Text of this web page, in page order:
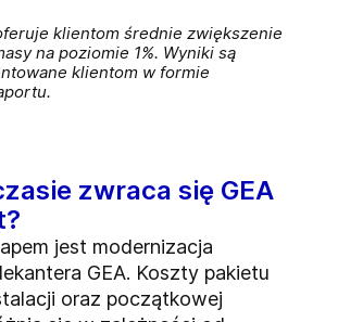
klientom średnie zwiększenie
na poziomie 1%. Wyniki są
klientom w formie
zwraca się GEA
jest modernizacja
GEA. Koszty pakietu
oraz początkowej